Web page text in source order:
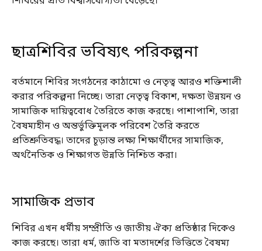
ছাত্রশিবির ভবিষ্যৎ পরিকল্পনা
বর্তমানে শিবির সংগঠনের কাঠামো ও নেতৃত্ব আরও শক্তিশালী
করার পরিকল্পনা নিচ্ছে। তারা নেতৃত্ব বিকাশ, দক্ষতা উন্নয়ন ও
সামাজিক দায়িত্ববোধ তৈরিতে কাজ করছে। পাশাপাশি, তারা
বৈষম্যহীন ও অন্তর্ভুক্তিমূলক পরিবেশ তৈরি করতে
প্রতিশ্রুতিবদ্ধ। তাদের চূড়ান্ত লক্ষ্য শিক্ষার্থীদের সামাজিক,
অর্থনৈতিক ও শিক্ষাগত উন্নতি নিশ্চিত করা।
সামাজিক প্রভাব
শিবির এখন ধর্মীয় সম্প্রীতি ও জাতীয় ঐক্য প্রতিষ্ঠার দিকেও
কাজ করছে। তারা ধর্ম, জাতি বা মতাদর্শের ভিত্তিতে বৈষম্য